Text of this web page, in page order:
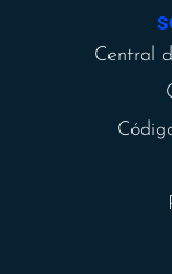
Central